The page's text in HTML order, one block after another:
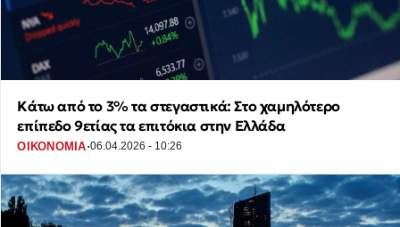
Κάτω από το 3% τα στεγαστικά: Στο χαμηλότερο
επίπεδο 9ετίας τα επιτόκια στην Ελλάδα
ΟΙΚΟΝΟΜΙΑ·06.04.2026 - 10:26